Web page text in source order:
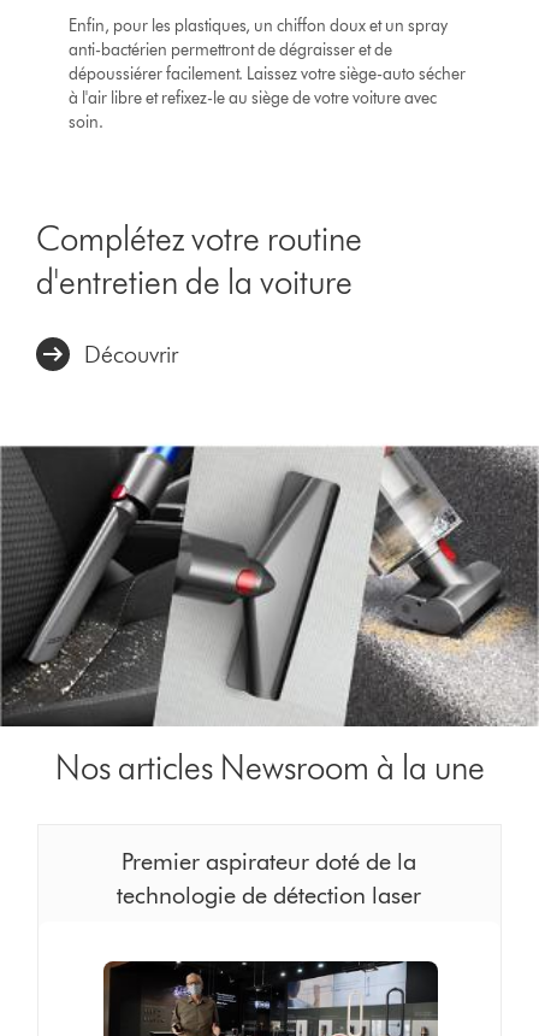
Enfin, pour les plastiques, un chiffon doux et un spray
anti-bactérien permettront de dégraisser et de
dépoussiérer facilement. Laissez votre siège-auto sécher
à l'air libre et refixez-le au siège de votre voiture avec
soin.
Complétez votre routine
d'entretien de la voiture
Découvrir
Nos articles Newsroom à la une
Premier aspirateur doté de la
technologie de détection laser